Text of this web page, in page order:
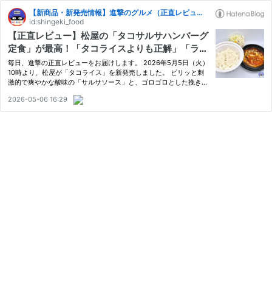
【新商品・新発売情報】進撃のグルメ（正直レビュー）
id:shingeki_food
【正直レビュー】松屋の「タコサルサハンバーグ
定食」が最高！「タコライスよりも正解」「ライ
スもサラダもすすむ」など
毎日、進撃の正直レビューをお届けします。 2026年5月5日（火）
10時より、松屋が「タコライス」を新発売しました。 ピリッと刺
激的で爽やかな酸味の「サルサソース」と、ゴロゴロとした挽き肉
菜やチーズと絡み合う、スパイシーなおいしさの逸品です。 混ぜ
る…
2026-05-06 16:29